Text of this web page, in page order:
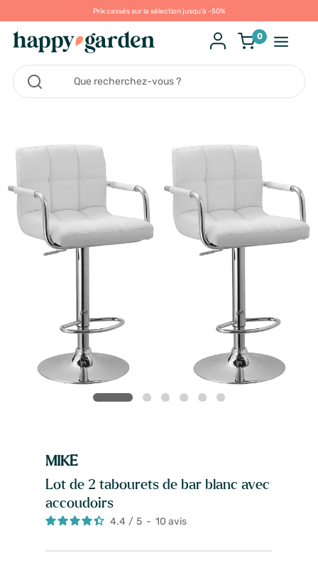
Prix cassés sur la sélection jusqu'à -50%
0
MIKE
Lot de 2 tabourets de bar blanc avec
accoudoirs
4.4 / 5 - 10 avis